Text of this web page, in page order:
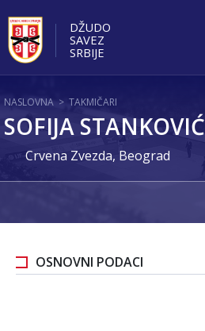
DŽUDO
SAVEZ
SRBIJE
NASLOVNA > TAKMIČARI
SOFIJA STANKOVIĆ
Crvena Zvezda, Beograd
OSNOVNI PODACI